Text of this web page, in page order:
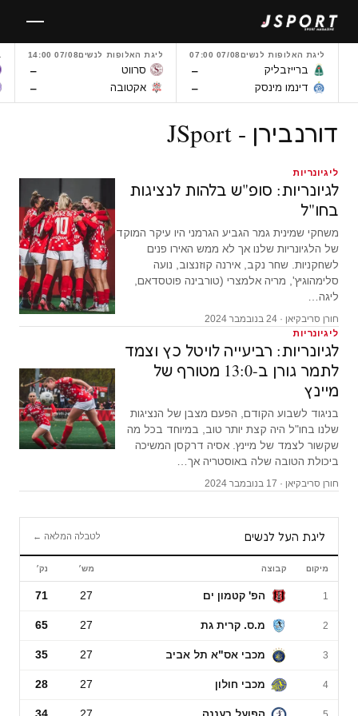
לתוכן
ליגת האלופות לנשים07/08 07:00
ברייזבליק –
דינמו מינסק –
ליגת האלופות לנשים07/08 14:00
סרווט –
אקטובה –
דורנבירן - JSport
ליגיונריות
לגיונריות: סופ"ש בלהות לנציגות
בחו"ל
משחקי שמינית גמר הגביע הגרמני היו עיקר המוקד
של הלגיונריות שלנו אך לא ממש האירו פנים
לשחקניות. שחר נקב, אירנה קוזנצוב, נועה
סלימהוגיץ', מריה אלמצרי (טורבינה פוטסדאם,
ליגה…
חורן סריבקיאן · 24 בנובמבר 2024
ליגיונריות
לגיונריות: רביעייה לויטל כץ וצמד
לתמר גורן ב-13:0 מטורף של
מיינץ
בניגוד לשבוע הקודם, הפעם מצבן של הנציגות
שלנו בחו"ל היה קצת יותר טוב, במיוחד בכל מה
שקשור לצמד של מיינץ. אסיה דרקסן המשיכה
ביכולת הטובה שלה באוסטריה אך…
חורן סריבקיאן · 17 בנובמבר 2024
ליגת העל לנשים לטבלה המלאה ←
ליגת העל לנשים
מיקום קבוצה מש׳ נק׳
1 הפ' קטמון ים 27
71
2 מ.ס. קרית גת 27
65
3 מכבי אס"א תל אביב 27
35
4 מכבי חולון 27
28